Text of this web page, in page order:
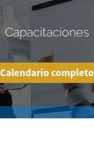
Capacitaciones
Calendario completo